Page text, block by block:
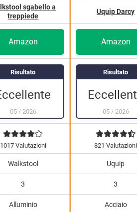
Risultato
05/ 2026
sgabello a
treppiede
1017 Valutazioni
Amazon
Walkstool
3
Alluminio
Risultato
05/ 2026
Uquip Darcy
821 Valutazioni
Amazon
Uquip
3
Acciaio